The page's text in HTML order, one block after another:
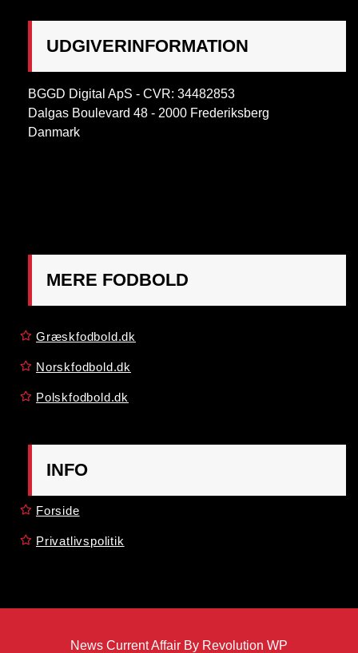
UDGIVERINFORMATION
BGGD Digital ApS - CVR: 34482853
Dalgas Boulevard 48 - 2000 Frederiksberg
Danmark
MERE FODBOLD
Græskfodbold.dk
Norskfodbold.dk
Polskfodbold.dk
INFO
Forside
Privatlivspolitik
News Current Affair By Revolution WP